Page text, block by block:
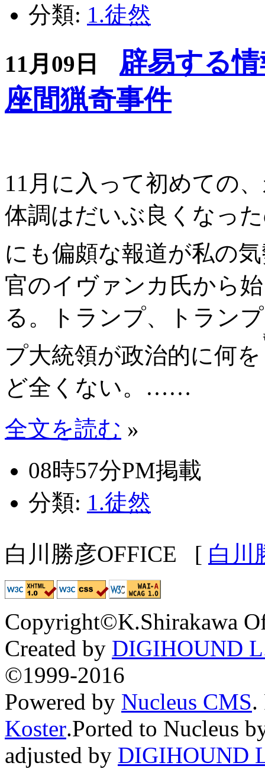
分類: 1.徒然
11月09日
辟易する
座間猟奇事件
11月に入って初めての
体調はだいぶ良くなっ
にも偏頗な報道が私の
官のイヴァンカ氏から
る。トランプ、トラン
プ大統領が政治的に何を
ど全くない。……
全文を読む »
08時57分PM掲載
分類: 1.徒然
白川勝彦OFFICE [ 白川
Copyright©K.Shirakawa
Created by DIGIHOUND
©1999-2016
Powered by Nucleus CMS.
Koster.Ported to Nucleus
adjusted by DIGIHOUND